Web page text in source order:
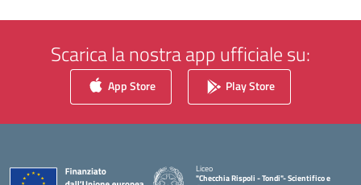
Scarica la nostra app ufficiale su:
App Store Play Store
Liceo
"Checchia Rispoli - Tondi"- Scientifico e